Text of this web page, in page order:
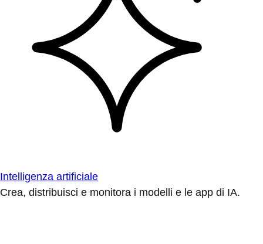
Intelligenza artificiale
Crea, distribuisci e monitora i modelli e le app di IA.